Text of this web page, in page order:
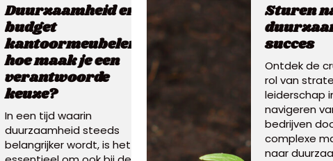
Duurzaamheid en
budget
kantoormeubelen:
hoe maak je een
verantwoorde
keuze?
In een tijd waarin
duurzaamheid steeds
belangrijker wordt, is het
Sturen
succes
Ontdek de
rol van
leiderschap
navigeren
bedrijven
complexe
naar